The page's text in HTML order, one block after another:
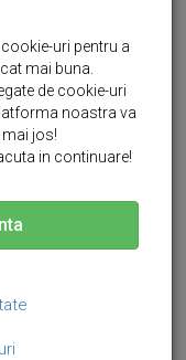
uri pentru a
mai buna.
de cookie-uri
noastra va
jos!
in continuare!